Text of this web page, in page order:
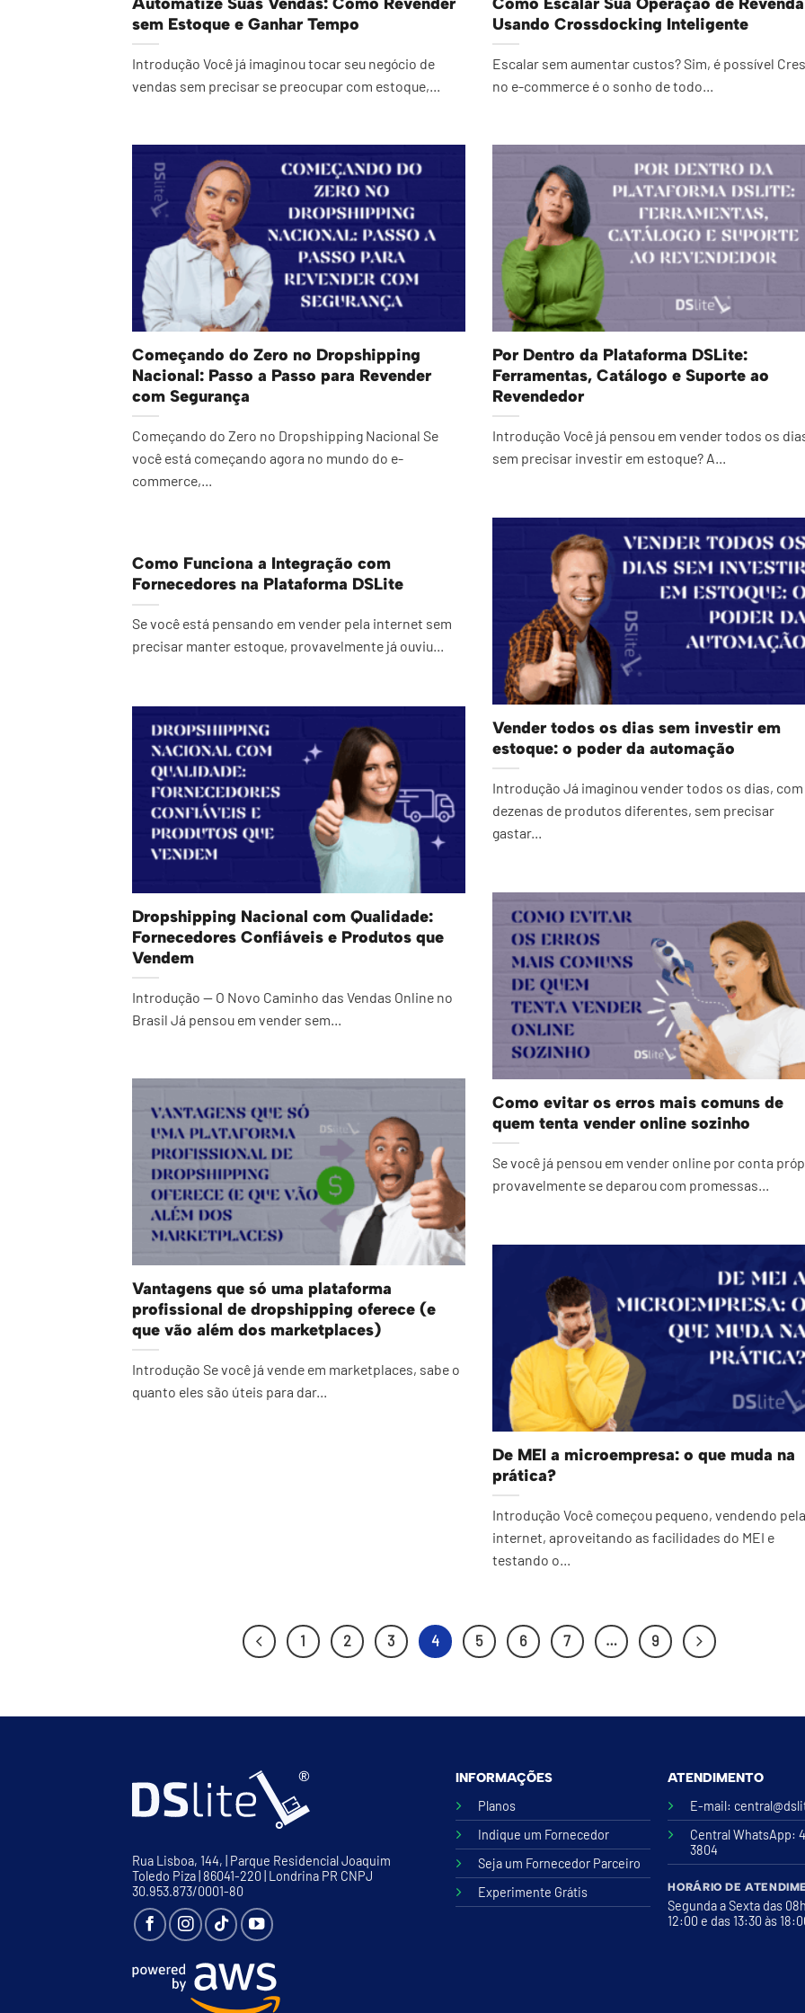
sem Estoque e Ganhar Tempo
Introdução Você já imaginou tocar seu negócio de
vendas sem precisar se preocupar com estoque,...
Usando Crossdocking Inteligente
Escalar sem aumentar custos? Sim, é possível
no e-commerce é o sonho de todo...
Começando do Zero no Dropshipping
Nacional: Passo a Passo para Revender
com Segurança
Começando do Zero no Dropshipping Nacional Se
você está começando agora no mundo do e-
commerce,...
Por Dentro da Plataforma DSLite:
Ferramentas, Catálogo e Suporte ao
Revendedor
Introdução Você já pensou em vender todos os
sem precisar investir em estoque? A...
Vender todos os dias sem investir em
estoque: o poder da automação
Introdução Já imaginou vender todos os dias, com
dezenas de produtos diferentes, sem precisar
gastar...
Como Funciona a Integração com
Fornecedores na Plataforma DSLite
Se você está pensando em vender pela internet sem
precisar manter estoque, provavelmente já ouviu...
Dropshipping Nacional com Qualidade:
Fornecedores Confiáveis e Produtos que
Vendem
Introdução — O Novo Caminho das Vendas Online no
Brasil Já pensou em vender sem...
Como evitar os erros mais comuns de
quem tenta vender online sozinho
Se você já pensou em vender online por conta
provavelmente se deparou com promessas...
Vantagens que só uma plataforma
profissional de dropshipping oferece (e
que vão além dos marketplaces)
Introdução Se você já vende em marketplaces, sabe o
quanto eles são úteis para dar...
De MEI a microempresa: o que muda na
prática?
Introdução Você começou pequeno, vendendo pela
internet, aproveitando as facilidades do MEI e
testando o...
1 2 3 4 5 6 7 … 9
Rua Lisboa, 144, | Parque Residencial Joaquim
Toledo Piza | 86041-220 | Londrina PR CNPJ
30.953.873/0001-80
INFORMAÇÕES
Planos
Indique um Fornecedor
Seja um Fornecedor Parceiro
Experimente Grátis
ATENDIMENTO
E-mail:
Central WhatsApp:
3804
HORÁRIO DE
Segunda a Sexta das
12:00 e das 13:30 às